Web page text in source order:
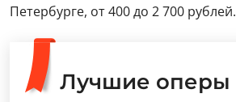
Петербурге, от 400 до 2 700 рублей.
Лучшие оперы